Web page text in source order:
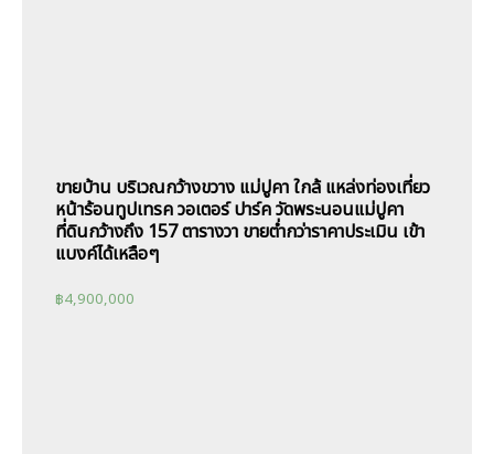
ขายบ้าน บริเวณกว้างขวาง แม่ปูคา ใกล้ แหล่งท่องเที่ยว
หน้าร้อนทูปเทรค วอเตอร์ ปาร์ค วัดพระนอนแม่ปูคา
ที่ดินกว้างถึง 157 ตารางวา ขายต่ำกว่าราคาประเมิน เข้า
แบงค์ได้เหลือๆ
฿4,900,000